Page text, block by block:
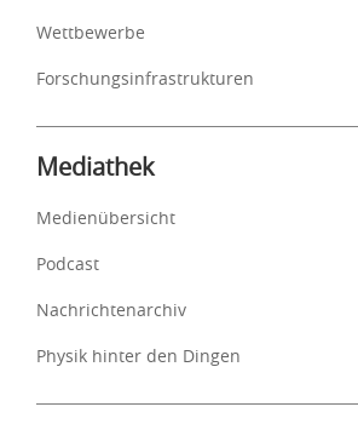
Wettbewerbe
Forschungsinfrastrukturen
Mediathek
Medienübersicht
Podcast
Nachrichtenarchiv
Physik hinter den Dingen